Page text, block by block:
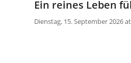
Ein reines Leben
Dienstag, 15. September 2026